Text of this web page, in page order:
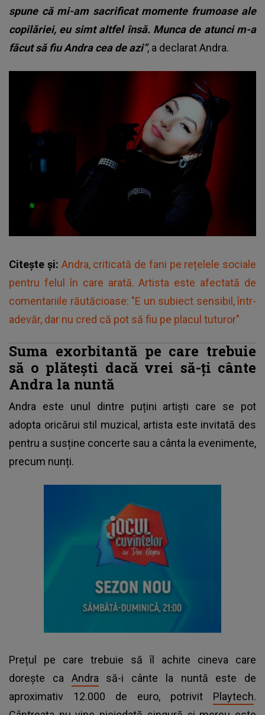
spune că mi-am sacrificat momente frumoase ale
copilăriei, eu simt altfel însă. Munca de atunci m-a
făcut să fiu Andra cea de azi”, a declarat Andra.
Citește și: Andra, criticată de fani pe rețelele sociale
pentru felul în care arată. Artista este afectată de
comentariile răutăcioase: "E un subiect sensibil, într-
adevăr, dar nu cred că pot să fiu pe placul tuturor"
Suma exorbitantă pe care trebuie
să o plătești dacă vrei să-ți cânte
Andra la nuntă
Andra este unul dintre puțini artiști care se pot
adopta oricărui stil muzical, artista este invitată des
pentru a susține concerte sau a cânta la evenimente,
precum nunți.
Prețul pe care trebuie să îl achite cineva care
dorește ca Andra să-i cânte la nuntă este de
aproximativ 12.000 de euro, potrivit Playtech.